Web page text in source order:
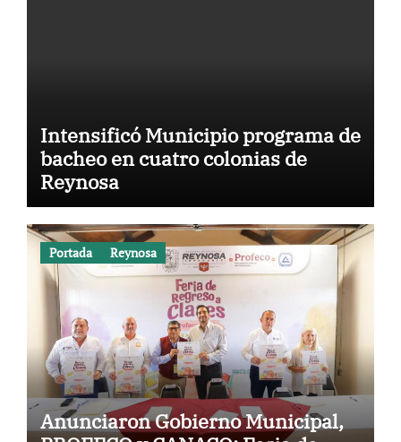
Intensificó Municipio programa de
bacheo en cuatro colonias de
Reynosa
Portada Reynosa
Anunciaron Gobierno Municipal,